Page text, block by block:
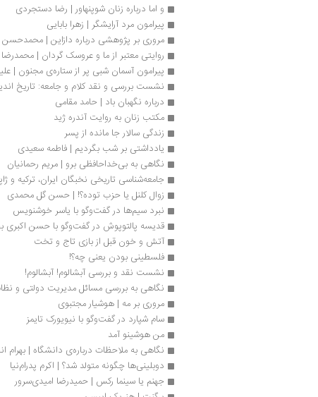
و اما درباره زنان شوپنهاور | رضا دستجردی
پیرامون مرد آرایشگر | زهرا بابایی
مروری بر پژوهشی درباره دازاین | محمدحسن
روایتی معتبر از ما و عروسک گردان |
پیرامون آسمان شبی پر از ستاره‌ی مجنون |
نشست بررسی و نقد کلام و جامعه: تاریخ
درباره نگهبان باد | حامد مقامی
مکتب زنان به روایت آندره ژید
زندگی سالار جا مانده از پسر
یادداشتی بر شب بگردیم | فاطمه سعیدی
نگاهی به بی‌خداحافظی برو | مریم رحمانیان
جامعه‌شناسی تاریخی نخبگان ایران، ترکیه و ژاپن
زوال کلنل یا حزب توده؟! | حسن گل محمدی
نبرد سیم‌ها در گفت‌وگو با یاسر خوشنویس
قدیسه پالتوپوش در گفت‌وگو با حسن اکبری
آتش و خون قبل از بازی تاج و تخت
فلسطینی بودن یعنی چه؟!
نشست نقد و بررسی آبشالوم! آبشالوم!
نگاهی به بررسی مسائل مدیریت دولتی و
مروری بر مه | هوشیار مجتبوی
سام شپارد در گفت‌وگو با نیویورک تایمز
من هوشینو آمد
نگاهی به ملاحظات درباره‌ی دانشگاه | بهرام
دوبلینی‌ها چگونه متولد شد؟ | اکرم پدرام‌نیا
جهنم یا سینما رکس | حمیدرضا امیدی‌سرور